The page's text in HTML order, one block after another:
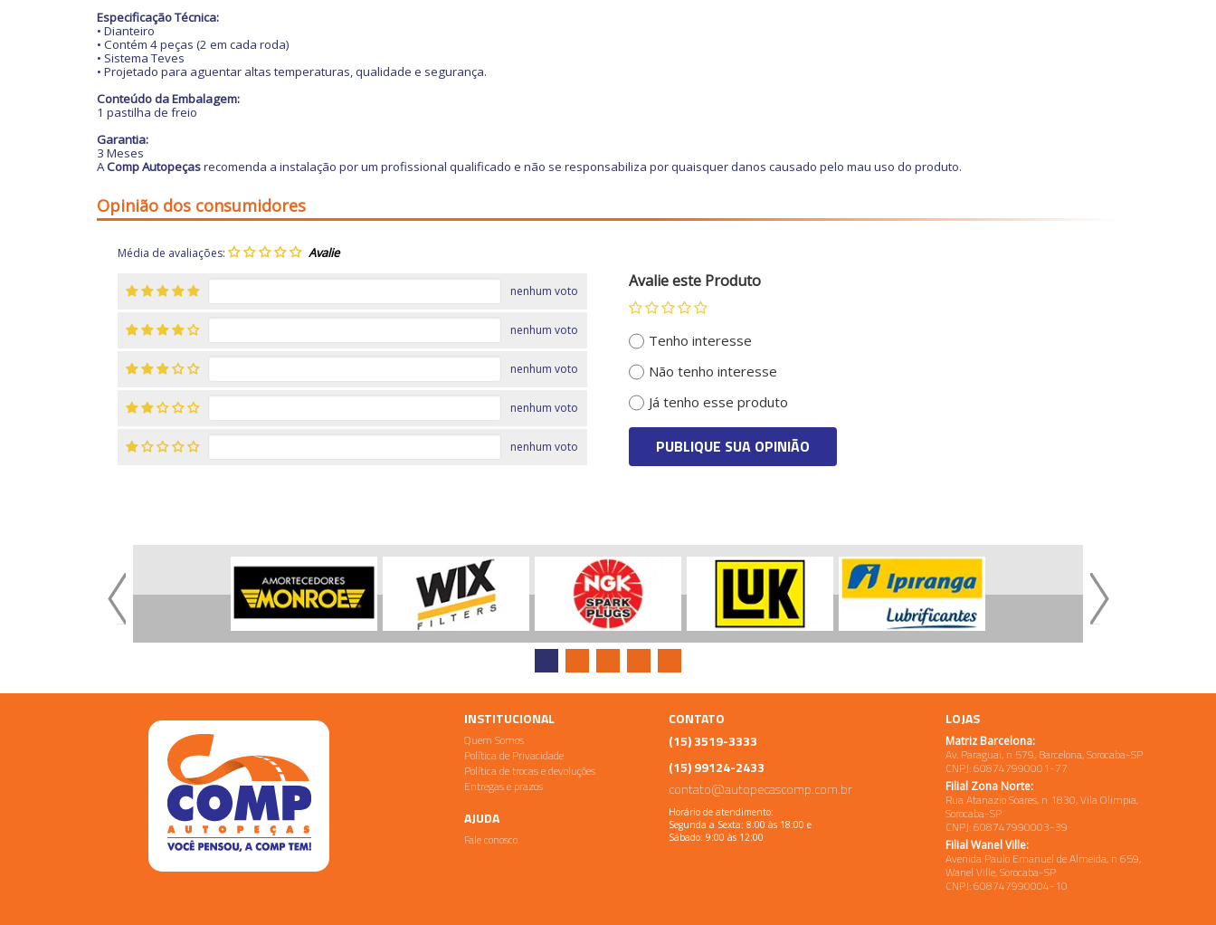
Especificação Técnica:
• Dianteiro
• Contém 4 peças (2 em cada roda)
• Sistema Teves
• Projetado para aguentar altas temperaturas, qualidade e segurança.
Conteúdo da Embalagem:
1 pastilha de freio
Garantia:
3 Meses
AComp Autopeçasrecomenda a instalação por um profissional qualificado e não se responsabiliza por quaisquer danos causado pelo mau uso do produto.
Opinião dos consumidores
Média de avaliações:
nenhum voto
nenhum voto
nenhum voto
nenhum voto
nenhum voto
Avalie este Produto
Tenho interesse
Não tenho interesse
Já tenho esse produto
PUBLIQUE SUA OPINIÃO
INSTITUCIONAL
Quem Somos
Política de Privacidade
Política de trocas e devoluções
Entregas e prazos
AJUDA
Fale conosco
CONTATO
(15) 3519-3333
(15) 99124-2433
contato@autopecascomp.com.br
Horário de atendimento:
Segunda a Sexta: 8:00 às 18:00 e
Sábado: 9:00 às 12:00
LOJAS
Matriz Barcelona:
Av. Paraguai, n 579, Barcelona, Sorocaba-SP
CNPJ: 608747990001-77
Filial Zona Norte:
Rua Atanazio Soares, n 1830, Vila Olimpia,
Sorocaba-SP
CNPJ: 608747990003-39
Filial Wanel Ville:
Avenida Paulo Emanuel de Almeida, n 659,
Wanel Ville, Sorocaba-SP
CNPJ: 608747990004-10